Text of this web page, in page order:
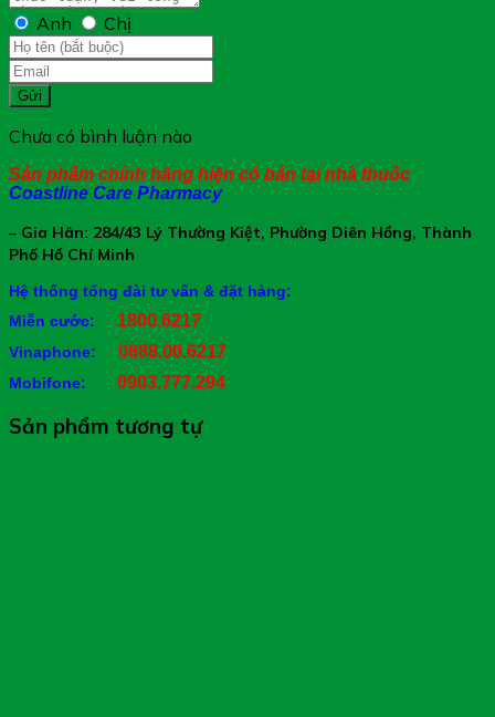
Anh Chị
Gửi
Chưa có bình luận nào
Sản phẩm chính hãng hiện có bán tại nhà thuốc
Coastline Care Pharmacy
– Gia Hân: 284/43 Lý Thường Kiệt, Phường Diên Hồng, Thành
Phố Hồ Chí Minh
Hệ thống tổng đài tư vấn & đặt hàng:
Miễn cước: 1800.6217
Vinaphone: 0888.00.6217
Mobifone: 0903.777.294
Sản phẩm tương tự